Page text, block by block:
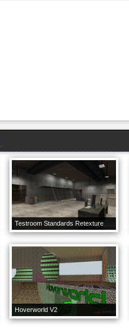
Testroom Standards Retexture
Hoverworld V2